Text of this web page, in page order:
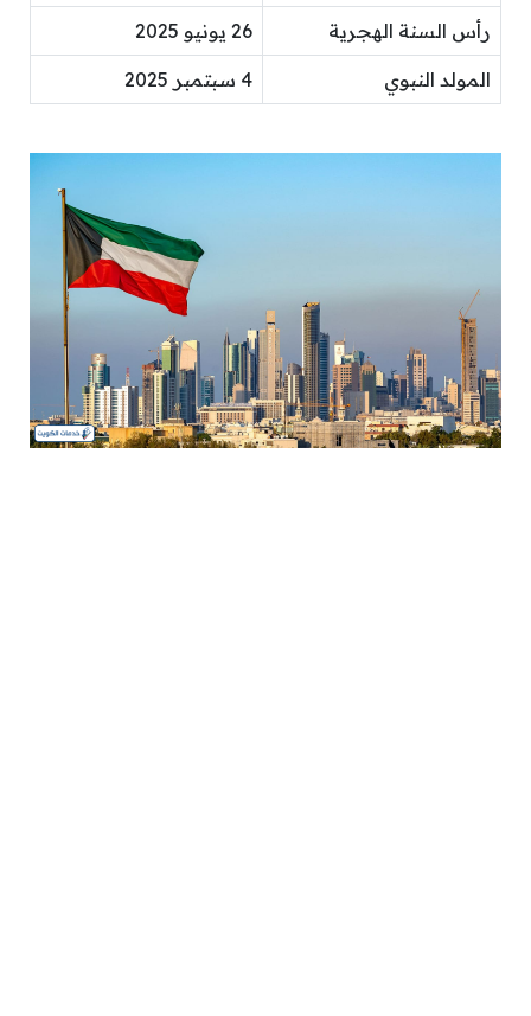
رأس السنة الهجرية 26 يونيو 2025
المولد النبوي 4 سبتمبر 2025